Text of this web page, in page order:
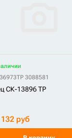
TP 3088581
СК-13896 TP
руб